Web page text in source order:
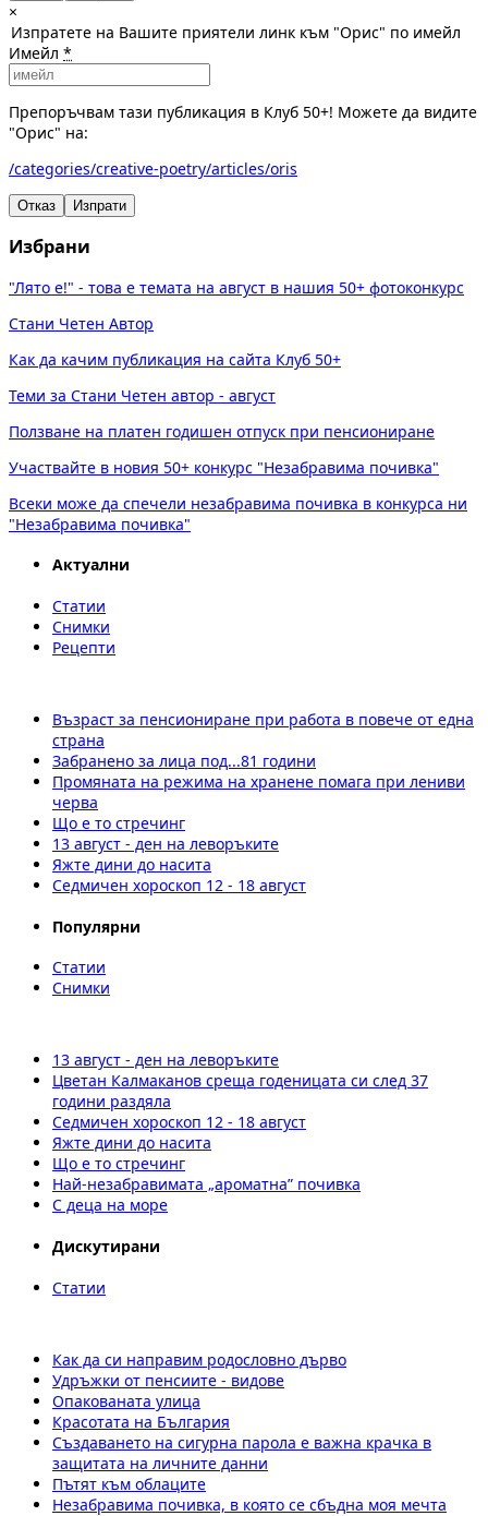
×
Изпратете на Вашите приятели линк към "Орис" по имейл
Имейл *
Препоръчвам тази публикация в Клуб 50+! Можете да видите
"Орис" на:
/categories/creative-poetry/articles/oris
Отказ Изпрати
Избрани
"Лято е!" - това е темата на август в нашия 50+ фотоконкурс
Стани Четен Автор
Как да качим публикация на сайта Клуб 50+
Теми за Стани Четен автор - август
Ползване на платен годишен отпуск при пенсиониране
Участвайте в новия 50+ конкурс "Незабравима почивка"
Всеки може да спечели незабравима почивка в конкурса ни
"Незабравима почивка"
Актуални
Статии
Снимки
Рецепти
Възраст за пенсиониране при работа в повече от една
страна
Забранено за лица под...81 години
Промяната на режима на хранене помага при лениви
черва
Що е то стречинг
13 август - ден на леворъките
Яжте дини до насита
Седмичен хороскоп 12 - 18 август
Популярни
Статии
Снимки
13 август - ден на леворъките
Цветан Калмаканов среща годеницата си след 37
години раздяла
Седмичен хороскоп 12 - 18 август
Яжте дини до насита
Що е то стречинг
Най-незабравимата „ароматна” почивка
С деца на море
Дискутирани
Статии
Как да си направим родословно дърво
Удръжки от пенсиите - видове
Опакованата улица
Красотата на България
Създаването на сигурна парола е важна крачка в
защитата на личните данни
Пътят към облаците
Незабравима почивка, в която се сбъдна моя мечта